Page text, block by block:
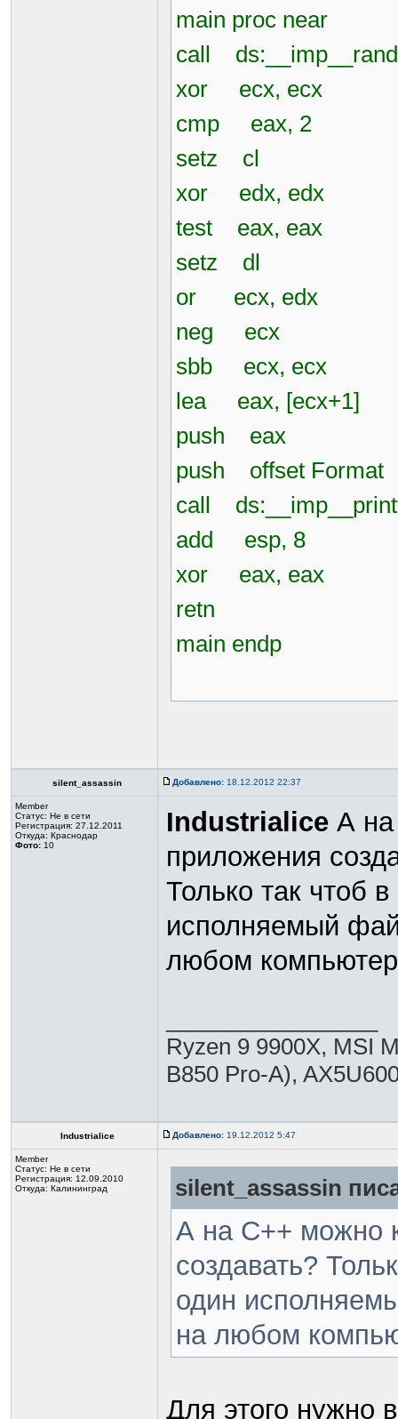
main proc near
call ds:__imp__rand
xor ecx, ecx
cmp eax, 2
setz cl
xor edx, edx
test eax, eax
setz dl
or ecx, edx
neg ecx
sbb ecx, ecx
lea eax, [ecx+1]
push eax
push offset Format
call
add esp, 8
xor eax, eax
retn
main endp
silent_assassin Добавлено: 18.12.2012 22:37
Member
Статус: Не в сети
Регистрация: 27.12.2011
Откуда: Краснодар
Фото: 10
Industrialice А
приложения
Только так чтоб
исполняемый
любом
Ryzen 9 9900X, MSI
B850 Pro-A),
Industrialice Добавлено: 19.12.2012 5:47
Member
Статус: Не в сети
Регистрация: 12.09.2010
Откуда: Калининград
silent_assassin
А на C++ можно
создавать?
один
на любом
Для этого нужно